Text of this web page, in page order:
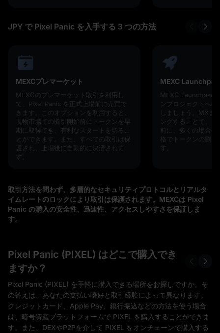
JPY で Pixel Panic を入手する 3 つの方法
MEXCプレマーケット
MEXCのプレマーケット取引を利用し
て、Pixel Panic を正式上場前に売買で
きます。このオプションを利用すると、
現物市場での取引開始前にトークンを早
期に取得でき、有利なスタートを切るこ
とができます。また、すべての取引は保
護され、上場後に自動的に決済されま
す。
MEXC Launchpad
MEXC Launchpad
ンプロジェクトへ
しましょう。MXま
ングすることで、
前に、多くの場合
格でトークンの割り
す。
取引方法を問わず、多層的なセキュリティプロトコルとリアルタ
イムレートのロックにより取引は保護されます。MEXCは Pixel
Panic の購入の安全性、迅速性、アクセスしやすさを保証しま
す。
Pixel Panic (PIXEL) はどこで購入でき
ますか？
Pixel Panic (PIXEL) を手軽に購入できる場所をお探しですか。そ
の答えは、あなたの支払い嗜好と取引経験によって異なります。
クレジットカード、Apple Pay、銀行振込などの方法を使う場合
は、暗号資産プラットフォームで PIXEL を購入することができま
す。また、DEXやP2Pを介して PIXEL をオンチェーンで購入する